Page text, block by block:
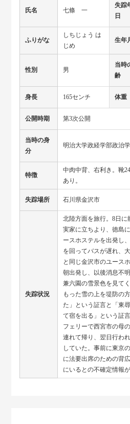
氏名 七條 一
失踪
日
ふりがな
しちじょう は
じめ
生年
性別 男
当時
齢
身長 165センチ 体重
公開時期 第3次公開
当時の身
分
明治大学政経学部政治
特徴
中肉中背、右利き。靴
あり。
失踪場所 石川県金沢市
失踪状況
北陸方面を旅行。8日
実家に立ちより、徳島
ースホステルを出発し
を回ってバスが遅れ、
と同じ金沢市のユース
朝出発し、以後消息不
兼六園の雪景色を見て
もった雪の上を堤防の
た」という証言と「東
て宿を出る」という証
フェリーで西宮市の母
連れて帰り、翌日行わ
していた。事前に東京
に法要出席のための背
にいるとの不確定情報が